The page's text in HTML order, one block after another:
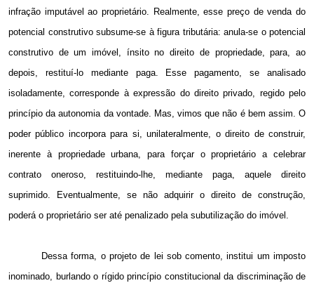
infração imputável ao proprietário. Realmente, esse preço de venda do
potencial construtivo subsume-se à figura tributária: anula-se o potencial
construtivo de um imóvel, ínsito no direito de propriedade, para, ao
depois, restituí-lo mediante paga. Esse pagamento, se analisado
isoladamente, corresponde à expressão do direito privado, regido pelo
princípio da autonomia da vontade. Mas, vimos que não é bem assim. O
poder público incorpora para si, unilateralmente, o direito de construir,
inerente à propriedade urbana, para forçar o proprietário a celebrar
contrato oneroso, restituindo-lhe, mediante paga, aquele direito
suprimido. Eventualmente, se não adquirir o direito de construção,
poderá o proprietário ser até penalizado pela subutilização do imóvel.
Dessa forma, o projeto de lei sob comento, institui um imposto
inominado, burlando o rígido princípio constitucional da discriminação de